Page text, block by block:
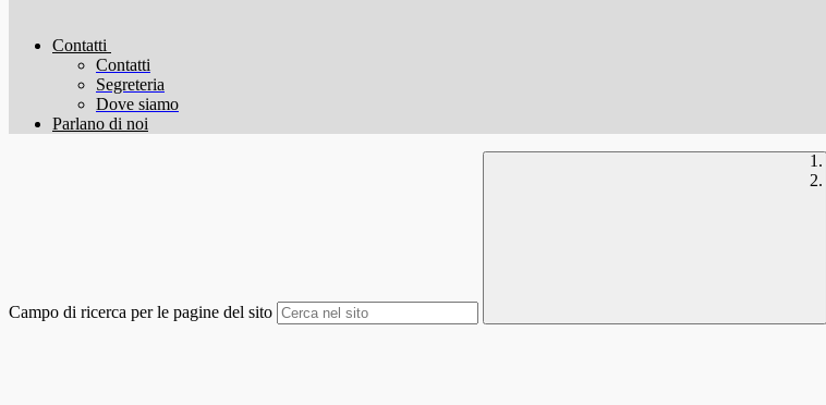
Contatti
Contatti
Segreteria
Dove siamo
Parlano di noi
Campo di ricerca per le pagine del sito